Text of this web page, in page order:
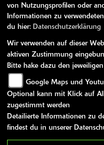
WEITERE LINKS
Kawasaki News
Kawasaki Handbücher
Kawasaki Bekleidung
Kawasaki Merchandise
AGB Impressum
von Nutzungsprofilen oder
Informationen zu
du hier: Datenschutzerklärung
Wir verwenden auf dieser
aktiven Zustimmung
Bitte hake dazu den
Google Maps und
Optional kann mit Klick auf
zugestimmt werden
Detailierte Informationen zu
findest du in unserer